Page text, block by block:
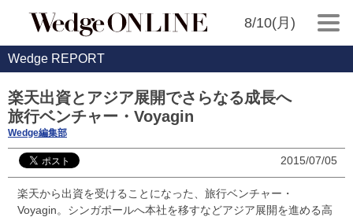
8/10(月)
Wedge REPORT
楽天出資とアジア展開でさらなる成長へ
旅行ベンチャー・Voyagin
Wedge編集部
2015/07/05
楽天から出資を受けることになった、旅行ベンチャー・
Voyagin。シンガポールへ本社を移すなどアジア展開を進める高